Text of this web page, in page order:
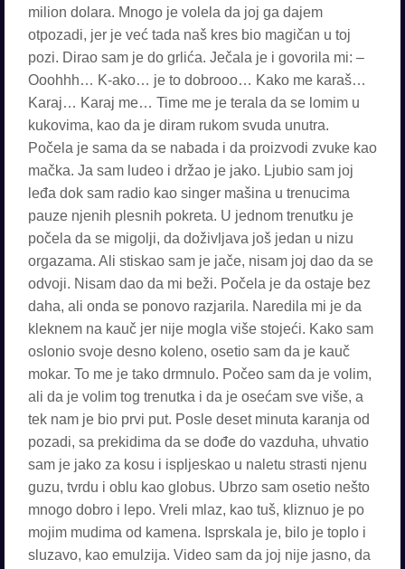
milion dolara. Mnogo je volela da joj ga dajem
otpozadi, jer je već tada naš kres bio magičan u toj
pozi. Dirao sam je do grlića. Ječala je i govorila mi: –
Ooohhh… K-ako… je to dobrooo… Kako me karaš…
Karaj… Karaj me… Time me je terala da se lomim u
kukovima, kao da je diram rukom svuda unutra.
Počela je sama da se nabada i da proizvodi zvuke kao
mačka. Ja sam ludeo i držao je jako. Ljubio sam joj
leđa dok sam radio kao singer mašina u trenucima
pauze njenih plesnih pokreta. U jednom trenutku je
počela da se migolji, da doživljava još jedan u nizu
orgazama. Ali stiskao sam je jače, nisam joj dao da se
odvoji. Nisam dao da mi beži. Počela je da ostaje bez
daha, ali onda se ponovo razjarila. Naredila mi je da
kleknem na kauč jer nije mogla više stojeći. Kako sam
oslonio svoje desno koleno, osetio sam da je kauč
mokar. To me je tako drmnulo. Počeo sam da je volim,
ali da je volim tog trenutka i da je osećam sve više, a
tek nam je bio prvi put. Posle deset minuta karanja od
pozadi, sa prekidima da se dođe do vazduha, uhvatio
sam je jako za kosu i ispljeskao u naletu strasti njenu
guzu, tvrdu i oblu kao globus. Ubrzo sam osetio nešto
mnogo dobro i lepo. Vreli mlaz, kao tuš, kliznuo je po
mojim mudima od kamena. Isprskala je, bilo je toplo i
sluzavo, kao emulzija. Video sam da joj nije jasno, da